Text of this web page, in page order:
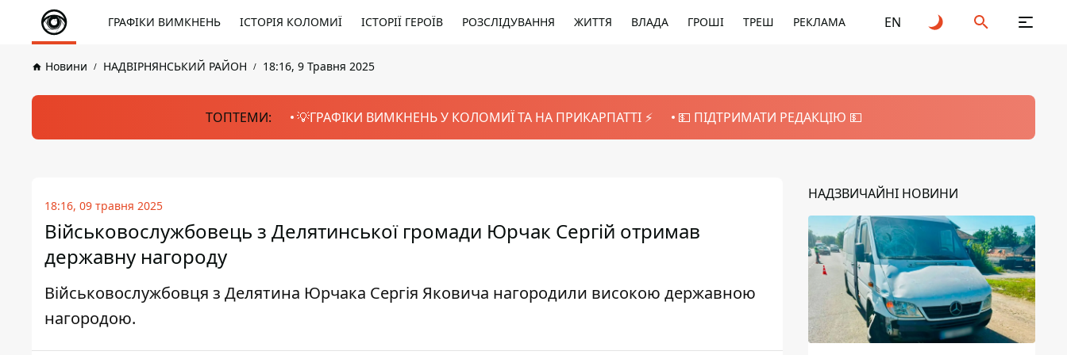
ГРАФІКИ ВИМКНЕНЬ ІСТОРІЯ КОЛОМИЇ ІСТОРІЇ ГЕРОЇВ РОЗСЛІДУВАННЯ ЖИТТЯ ВЛАДА ГРОШІ ТРЕШ РЕКЛАМА EN
Новини НАДВІРНЯНСЬКИЙ РАЙОН 18:16, 9 Травня 2025
ТОПТЕМИ: 💡ГРАФІКИ ВИМКНЕНЬ У КОЛОМИЇ ТА НА ПРИКАРПАТТІ ⚡️ 💵 ПІДТРИМАТИ РЕДАКЦІЮ 💵
18:16, 09 травня 2025
Військовослужбовець з Делятинської громади Юрчак Сергій отримав
державну нагороду
Військовослужбовця з Делятина Юрчака Сергія Яковича нагородили високою державною
нагородою.
НАДЗВИЧАЙНІ НОВИНИ